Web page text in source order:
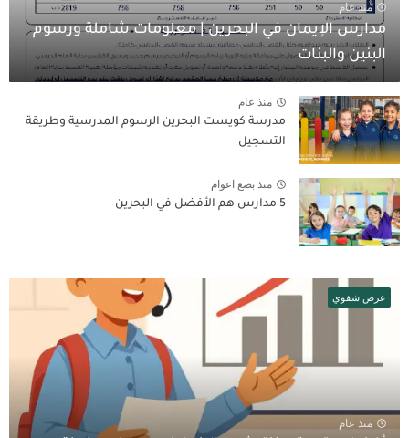
منذ عام
مدارس الإيمان في البحرين | معلومات شاملة ورسوم
البنين والبنات
منذ عام
مدرسة كويست البحرين الرسوم المدرسية وطريقة
التسجيل
منذ بضع اعوام
5 مدارس هم الأفضل في البحرين
عرض شفوي
منذ عام